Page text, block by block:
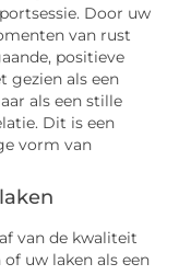
Door uw
van rust
positieve
gezien als een
als een stille
Dit is een
vorm van
van de kwaliteit
of uw laken als een